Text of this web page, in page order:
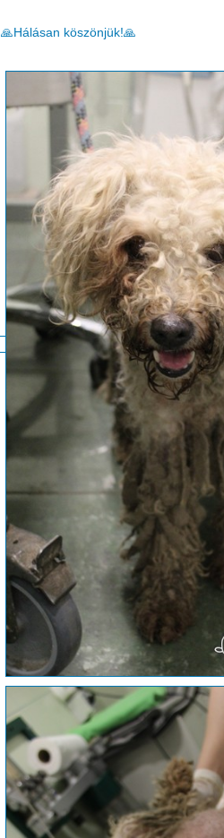
🙏Hálásan köszönjük!🙏